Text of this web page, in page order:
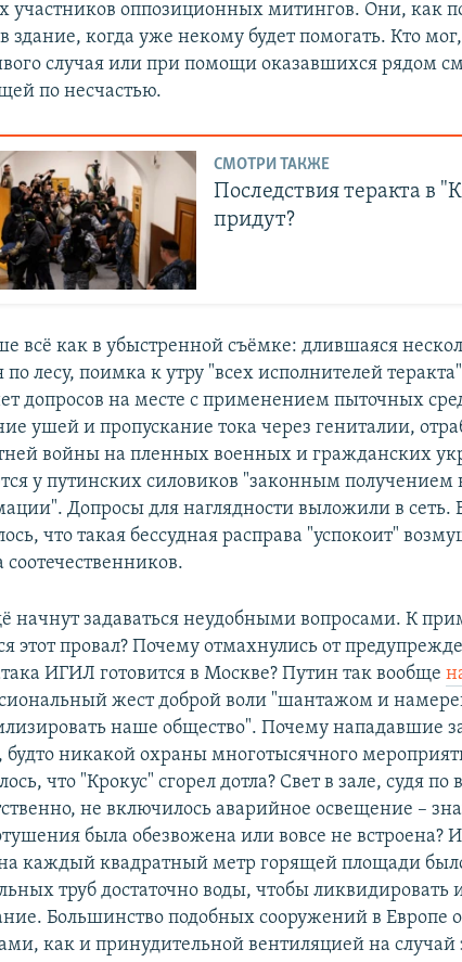
участников оппозиционных митингов. Они, как
здание, когда уже некому будет помогать. Кто
случая или при помощи оказавшихся рядом
по несчастью.
СМОТРИ ТАКЖЕ
Последствия теракта в
придут?
всё как в убыстренной съёмке: длившаяся
по лесу, поимка к утру "всех исполнителей
допросов на месте с применением пыточных
ушей и пропускание тока через гениталии,
войны на пленных военных и гражданских
у путинских силовиков "законным получением
Допросы для наглядности выложили в сеть.
что такая бессудная расправа "успокоит"
соотечественников.
начнут задаваться неудобными вопросами. К
этот провал? Почему отмахнулись от
ИГИЛ готовится в Москве? Путин так вообще
жест доброй воли "шантажом и
наше общество". Почему нападавшие
будто никакой охраны многотысячного
что "Крокус" сгорел дотла? Свет в зале, судя
не включилось аварийное освещение –
была обезвожена или вовсе не встроена?
каждый квадратный метр горящей площади
труб достаточно воды, чтобы
Большинство подобных сооружений в Европе
как и принудительной вентиляцией на